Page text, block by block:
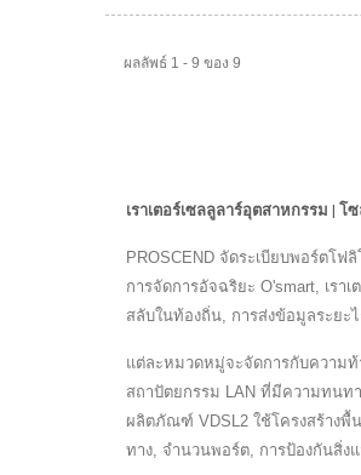
ผลลัพธ์ 1 - 9 ของ 9
เราเตอร์เซลลูลาร์อุตสาหกรรม |
PROSCEND จัดระเบียบพอร์ตโ
การจัดการอัจฉริยะ O'smart, เร
สลับในท้องถิ่น, การส่งข้อมูลระยะ
แต่ละหมวดหมู่จะจัดการกับความท้
สถาปัตยกรรม LAN ที่มีความทนทา
ผลิตภัณฑ์ VDSL2 ใช้โครงสร้างพื้
ทาง, จำนวนพอร์ต, การป้องกันสิ่